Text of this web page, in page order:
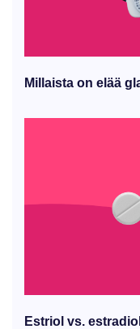
Millaista on elää
Estriol vs.